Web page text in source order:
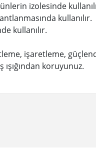
izolesinde
kullanılır.
kullanılır.
işaretleme,
ışığından koruyunuz.